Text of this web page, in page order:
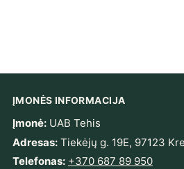
ĮMONĖS INFORMACIJA
Įmonė:UAB Tehis
Adresas:Tiekėjų g. 19E, 97123
Telefonas: +370 687 89 950